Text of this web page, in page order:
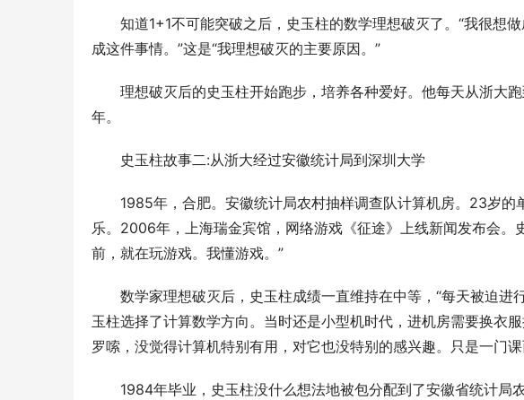
知道1+1不可能突破之后，史玉柱的数学理想破灭了。“我很想做
成这件事情。”这是“我理想破灭的主要原因。”
理想破灭后的史玉柱开始跑步，培养各种爱好。他每天从浙大跑
年。
史玉柱故事二:从浙大经过安徽统计局到深圳大学
1985年，合肥。安徽统计局农村抽样调查队计算机房。23岁的
乐。2006年，上海瑞金宾馆，网络游戏《征途》上线新闻发布会。
前，就在玩游戏。我懂游戏。”
数学家理想破灭后，史玉柱成绩一直维持在中等，“每天被迫进
玉柱选择了计算数学方向。当时还是小型机时代，进机房需要换衣
罗嗦，没觉得计算机特别有用，对它也没特别的感兴趣。只是一门课
1984年毕业，史玉柱没什么想法地被包分配到了安徽省统计局